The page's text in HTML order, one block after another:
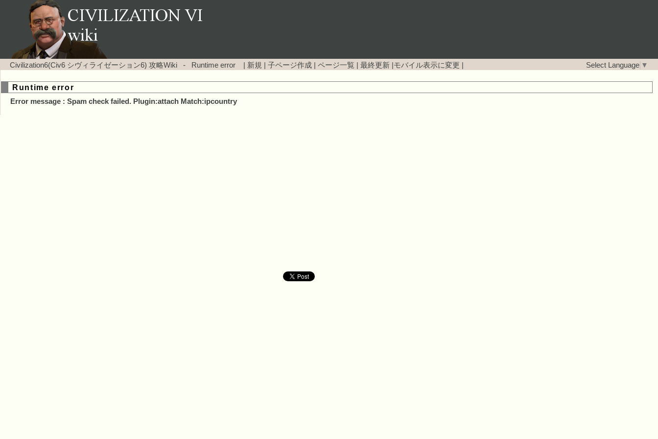
Civilization6(Civ6 シヴィライゼーション6) 攻略Wiki - Runtime error | 新規 子ページ作成 ページ一覧 最終更新 モバイル表示に変更 Select Language ▼
Runtime error
Error message : Spam check failed. Plugin:attach Match:ipcountry